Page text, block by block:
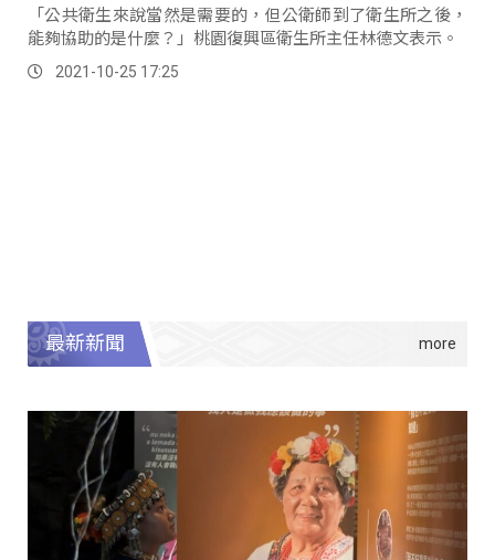
「公共衛生來說當然是需要的，但公衛師到了衛生所之後，
能夠協助的是什麼？」桃園復興區衛生所主任林德文表示。
2021-10-25 17:25
最新新聞